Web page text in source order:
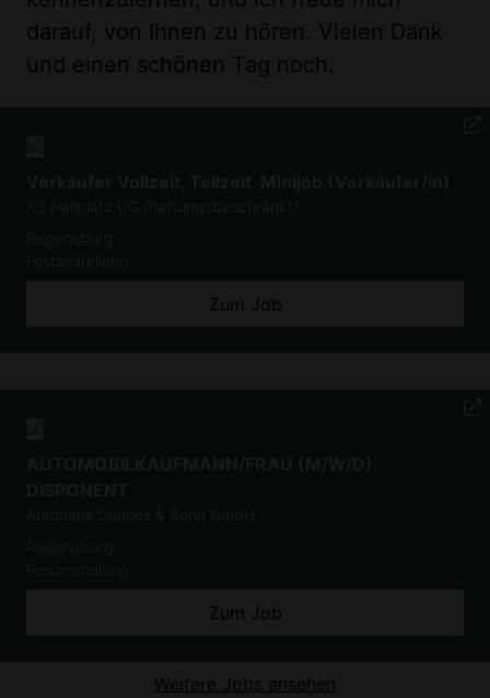
darauf, von Ihnen zu hören. Vielen Dank
und einen schönen Tag noch.
Zum Job
Zum Job
Weitere Jobs ansehen